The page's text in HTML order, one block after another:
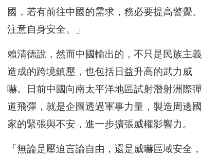
國，若有前往中國的需求，務必要提高警覺、
注意自身安全。」
賴清德說，然而中國輸出的，不只是民族主義
造成的跨境鎮壓，也包括日益升高的武力威
嚇。日前中國向南太平洋地區試射潛射洲際彈
道飛彈，就是企圖透過軍事力量，製造周邊國
家的緊張與不安，進一步擴張威權影響力。
「無論是壓迫言論自由，還是威嚇區域安全，